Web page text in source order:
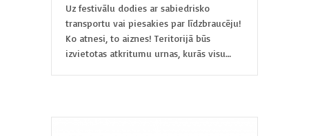
Uz festivālu dodies ar sabiedrisko
transportu vai piesakies par līdzbraucēju!
Ko atnesi, to aiznes! Teritorijā būs
izvietotas atkritumu urnas, kurās visu…